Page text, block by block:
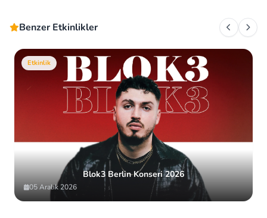
Benzer Etkinlikler
Etkinlik
Blok3 Berlin Konseri 2026
05 Aralık 2026